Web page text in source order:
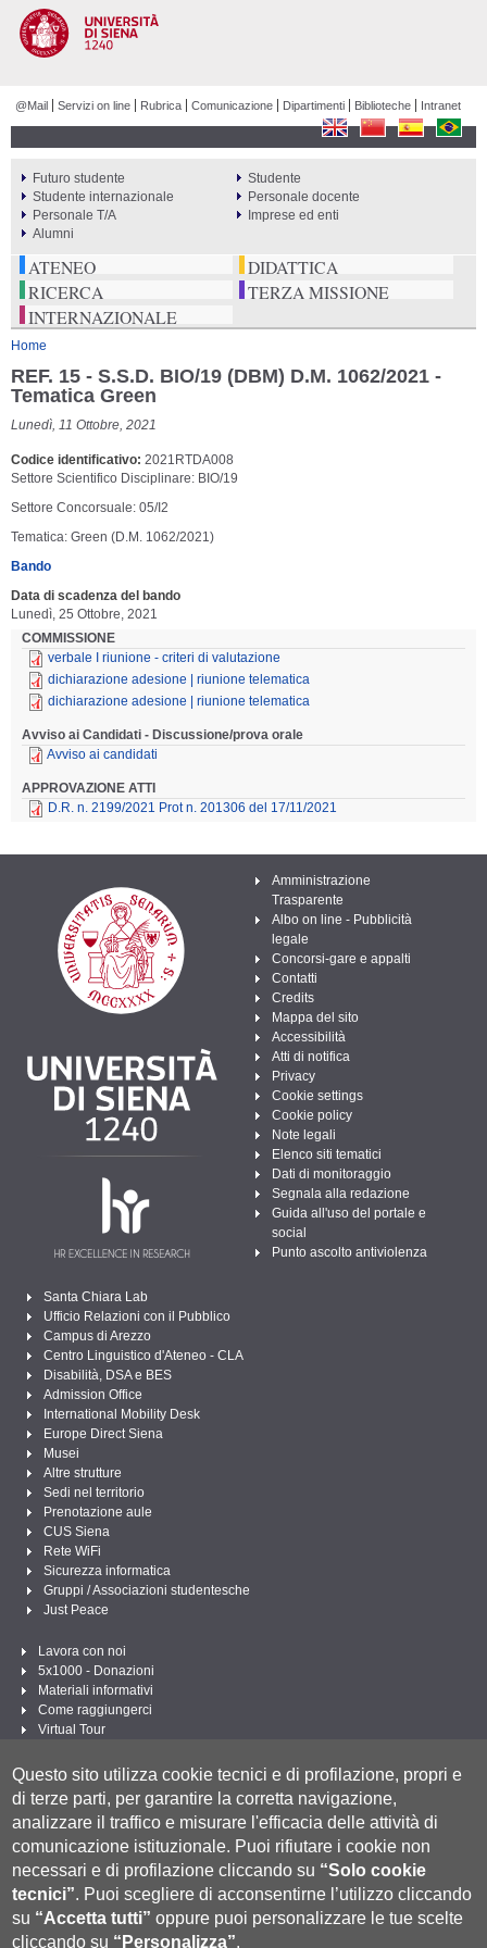
@Mail Servizi on line Rubrica Comunicazione Dipartimenti Biblioteche Intranet
ATENEO
DIDATTICA
RICERCA
TERZA MISSIONE
INTERNAZIONALE
PERCORSI
Futuro studente
Studente
Studente internazionale
Personale docente
Personale T/A
Imprese ed enti
Alumni
Tu sei qui
Home
REF. 15 - S.S.D. BIO/19 (DBM) D.M. 1062/2021 -
Tematica Green
Lunedì, 11 Ottobre, 2021
Codice identificativo 2021RTDA008
Settore Scientifico Disciplinare: BIO/19
Settore Concorsuale: 05/I2
Tematica: Green (D.M. 1062/2021)
Bando
Data di scadenza del bando
Lunedì, 25 Ottobre, 2021
COMMISSIONE
verbale I riunione - criteri di valutazione
dichiarazione adesione | riunione telematica
dichiarazione adesione | riunione telematica
Avviso ai Candidati - Discussione/prova orale
Avviso ai candidati
APPROVAZIONE ATTI
D.R. n. 2199/2021 Prot n. 201306 del 17/11/2021
Amministrazione
Trasparente
Albo on line - Pubblicità
legale
Concorsi-gare e appalti
Contatti
Credits
Mappa del sito
Accessibilità
Atti di notifica
Privacy
Cookie settings
Cookie policy
Note legali
Elenco siti tematici
Dati di monitoraggio
Segnala alla redazione
Guida all'uso del portale e
social
Punto ascolto antiviolenza
Santa Chiara Lab
Ufficio Relazioni con il Pubblico
Campus di Arezzo
Centro Linguistico d'Ateneo - CLA
Disabilità, DSA e BES
Admission Office
International Mobility Desk
Europe Direct Siena
Musei
Altre strutture
Sedi nel territorio
Prenotazione aule
CUS Siena
Rete WiFi
Sicurezza informatica
Gruppi / Associazioni studentesche
Just Peace
Lavora con noi
5x1000 - Donazioni
Materiali informativi
Come raggiungerci
Virtual Tour
Segui UNISI
Questo sito utilizza cookie tecnici e di profilazione, propri e
di terze parti, per garantire la corretta navigazione,
analizzare il traffico e misurare l'efficacia delle attività di
comunicazione istituzionale. Puoi rifiutare i cookie non
necessari e di profilazione cliccando su “Solo cookie
tecnici”. Puoi scegliere di acconsentirne l’utilizzo cliccando
su “Accetta tutti” oppure puoi personalizzare le tue scelte
cliccando su “Personalizza”.